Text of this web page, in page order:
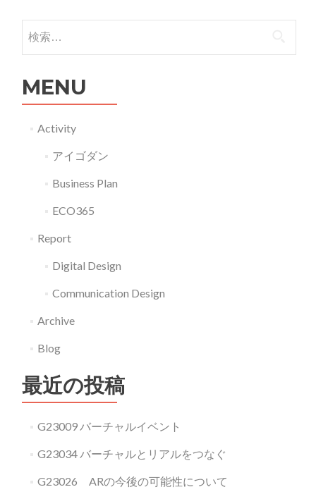
検索:
MENU
Activity
アイゴダン
Business Plan
ECO365
Report
Digital Design
Communication Design
Archive
Blog
最近の投稿
G23009 バーチャルイベント
G23034 バーチャルとリアルをつなぐ
G23026 ARの今後の可能性について